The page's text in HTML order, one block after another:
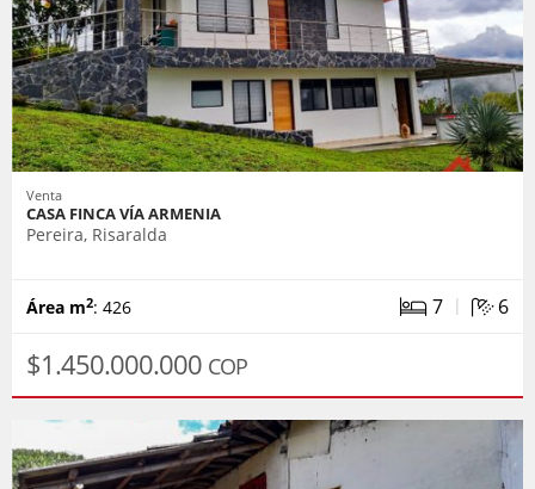
Venta
CASA FINCA VÍA ARMENIA
Pereira, Risaralda
Área m2: 426 7 | 6
$1.450.000.000 COP